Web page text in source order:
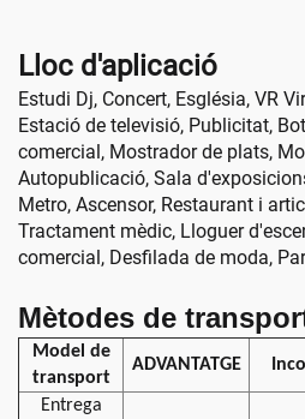
Lloc d'aplicació
Estudi Dj, Concert, Església, VR
Estació de televisió, Publicitat,
comercial, Mostrador de plats,
Autopublicació, Sala
Metro, Ascensor, Restaurant i
Tractament mèdic, Lloguer
comercial, Desfilada de moda,
Mètodes de
Model de
transport
ADVANTATGE
Entrega